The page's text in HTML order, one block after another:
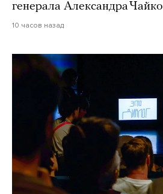
генерала Александра Чайко
10 часов назад